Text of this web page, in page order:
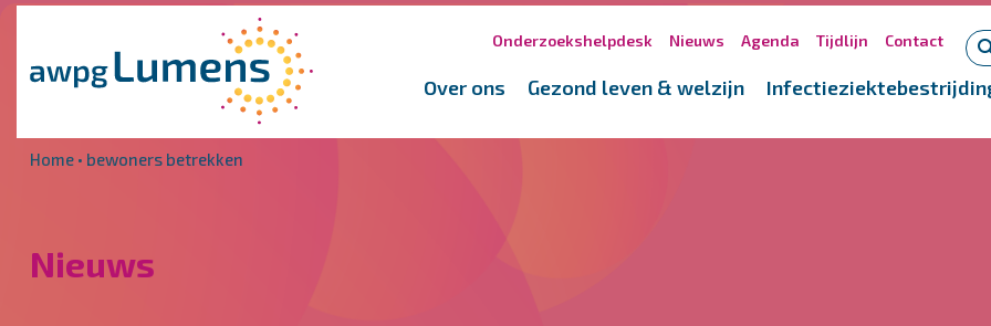
Overslaan en naar de inhoud gaan
Onderzoekshelpdesk Nieuws Agenda Tijdlijn Contact
Over ons Gezond leven & welzijn
Home • bewoners betrekken
Nieuws